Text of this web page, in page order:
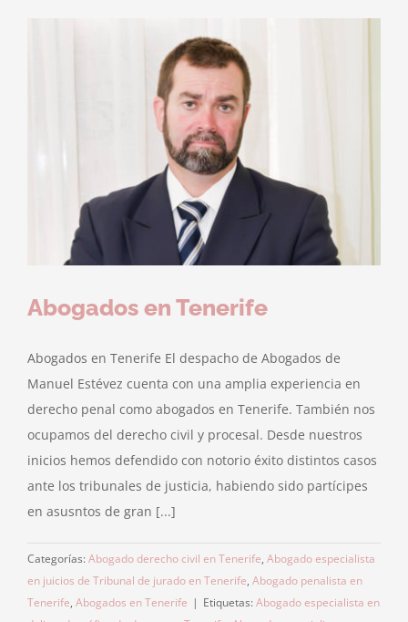
Abogados en Tenerife
Abogados en Tenerife El despacho de Abogados de
Manuel Estévez cuenta con una amplia experiencia en
derecho penal como abogados en Tenerife. También nos
ocupamos del derecho civil y procesal. Desde nuestros
inicios hemos defendido con notorio éxito distintos casos
ante los tribunales de justicia, habiendo sido partícipes
en asusntos de gran [...]
Categorías: Abogado derecho civil en Tenerife, Abogado especialista
en juicios de Tribunal de jurado en Tenerife, Abogado penalista en
Tenerife, Abogados en Tenerife | Etiquetas: Abogado especialista en